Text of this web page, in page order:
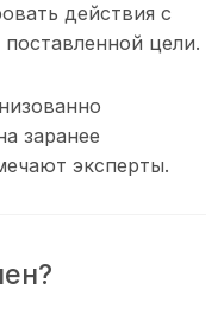
действия с
цели.
заранее
эксперты.